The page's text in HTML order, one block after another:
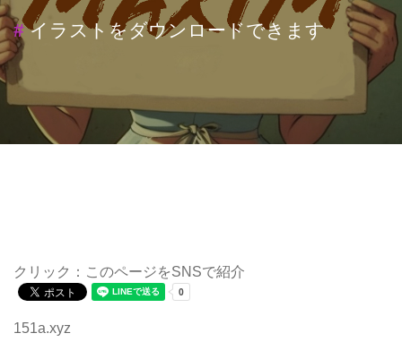
#イラストをダウンロードできます
クリック：このページをSNSで紹介
151a.xyz